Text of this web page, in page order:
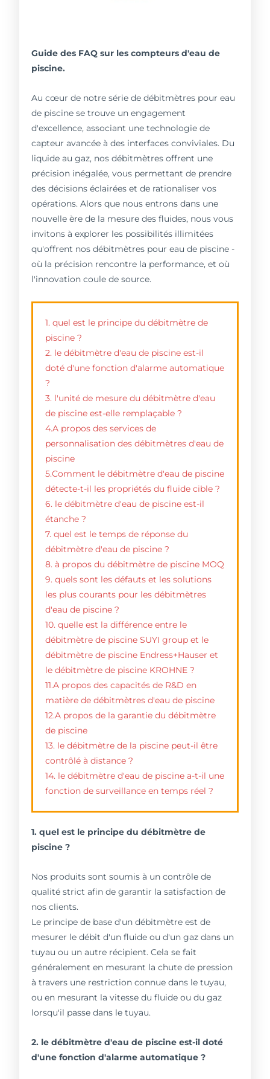
Guide des FAQ sur les compteurs d'eau de
piscine.
Au cœur de notre série de débitmètres pour eau
de piscine se trouve un engagement
d'excellence, associant une technologie de
capteur avancée à des interfaces conviviales. Du
liquide au gaz, nos débitmètres offrent une
précision inégalée, vous permettant de prendre
des décisions éclairées et de rationaliser vos
opérations. Alors que nous entrons dans une
nouvelle ère de la mesure des fluides, nous vous
invitons à explorer les possibilités illimitées
qu'offrent nos débitmètres pour eau de piscine -
où la précision rencontre la performance, et où
l'innovation coule de source.
1. quel est le principe du débitmètre de
piscine ?
2. le débitmètre d'eau de piscine est-il
doté d'une fonction d'alarme automatique
?
3. l'unité de mesure du débitmètre d'eau
de piscine est-elle remplaçable ?
4.A propos des services de
personnalisation des débitmètres d'eau de
piscine
5.Comment le débitmètre d'eau de piscine
détecte-t-il les propriétés du fluide cible ?
6. le débitmètre d'eau de piscine est-il
étanche ?
7. quel est le temps de réponse du
débitmètre d'eau de piscine ?
8. à propos du débitmètre de piscine MOQ
9. quels sont les défauts et les solutions
les plus courants pour les débitmètres
d'eau de piscine ?
10. quelle est la différence entre le
débitmètre de piscine SUYI group et le
débitmètre de piscine Endress+Hauser et
le débitmètre de piscine KROHNE ?
11.A propos des capacités de R&D en
matière de débitmètres d'eau de piscine
12.A propos de la garantie du débitmètre
de piscine
13. le débitmètre de la piscine peut-il être
contrôlé à distance ?
14. le débitmètre d'eau de piscine a-t-il une
fonction de surveillance en temps réel ?
1. quel est le principe du débitmètre de
piscine ?
Nos produits sont soumis à un contrôle de
qualité strict afin de garantir la satisfaction de
nos clients.
Le principe de base d'un débitmètre est de
mesurer le débit d'un fluide ou d'un gaz dans un
tuyau ou un autre récipient. Cela se fait
généralement en mesurant la chute de pression
à travers une restriction connue dans le tuyau,
ou en mesurant la vitesse du fluide ou du gaz
lorsqu'il passe dans le tuyau.
2. le débitmètre d'eau de piscine est-il doté
d'une fonction d'alarme automatique ?